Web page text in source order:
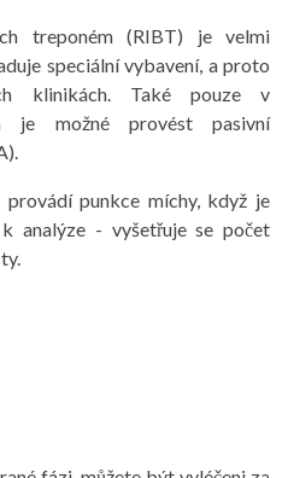
treponém (RIBT) je velmi
speciální vybavení, a proto
klinikách. Také pouze v
je možné provést pasivní
punkce míchy, když je
analýze - vyšetřuje se počet